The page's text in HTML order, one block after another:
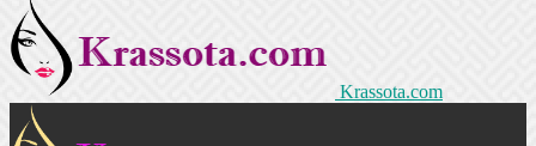
Krassota.com